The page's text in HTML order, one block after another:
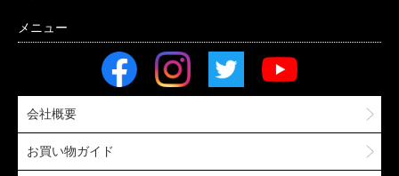
会社概要
お買い物ガイド